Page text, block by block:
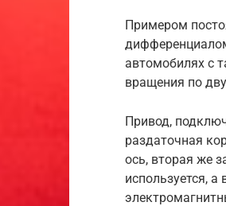
Примером
автомобилях с
вращения по
Привод,
раздаточная
ось, вторая же
используется,